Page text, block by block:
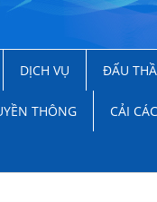
DỊCH VỤ ĐẤU
THÔNG CẢI